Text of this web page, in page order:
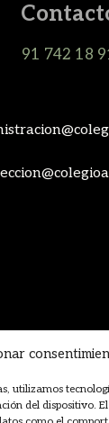
utilizamos
del dispositivo.
91 742 18